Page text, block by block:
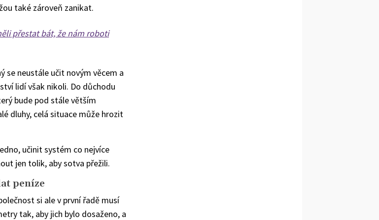
také zároveň zanikat.
přestat bát, že nám roboti
se neustále učit novým věcem a
lidí však nikoli. Do důchodu
bude pod stále větším
dluhy, celá situace může hrozit
učinit systém co nejvíce
jen tolik, aby sotva přežili.
peníze
si ale v první řadě musí
tak, aby jich bylo dosaženo, a